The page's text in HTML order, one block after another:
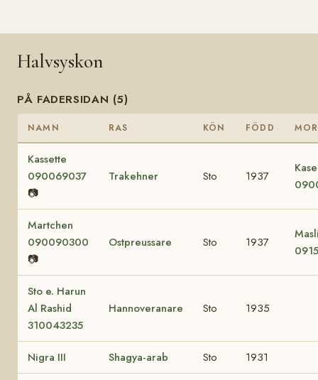
Halvsyskon
PÅ FADERSIDAN (5)
NAMN RAS KÖN FÖDD MOR
Kassette
090069037
📷
Trakehner Sto 1937
Martchen
090090300
📷
Ostpreussare Sto 1937
Sto e. Harun
Al Rashid
310043235
Hannoveranare Sto 1935
Nigra III Shagya-arab Sto 1931